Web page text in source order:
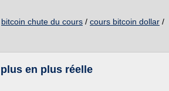
bitcoin chute du cours / cours bitcoin dollar /
en plus réelle